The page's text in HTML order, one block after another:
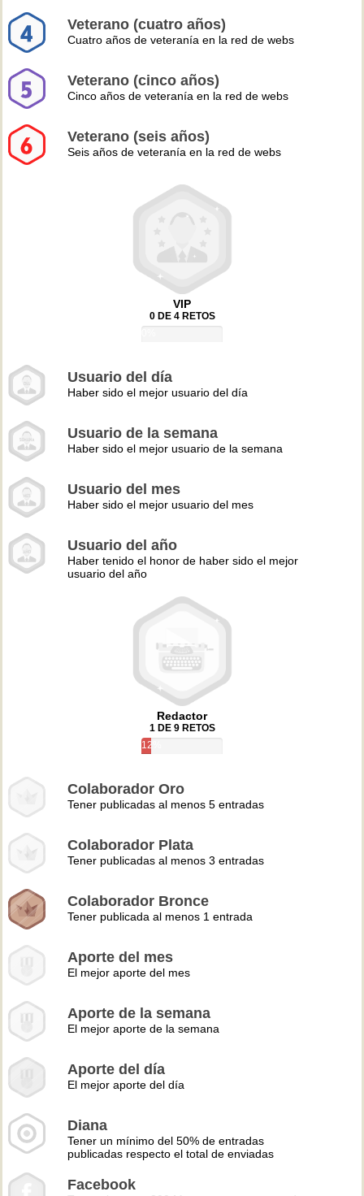
Veterano (cuatro años)
Cuatro años de veteranía en la red de webs
Veterano (cinco años)
Cinco años de veteranía en la red de webs
Veterano (seis años)
Seis años de veteranía en la red de webs
VIP
0 DE 4 RETOS
Usuario del día
Haber sido el mejor usuario del día
Usuario de la semana
Haber sido el mejor usuario de la semana
Usuario del mes
Haber sido el mejor usuario del mes
Usuario del año
Haber tenido el honor de haber sido el mejor
usuario del año
Redactor
1 DE 9 RETOS
12%
Colaborador Oro
Tener publicadas al menos 5 entradas
Colaborador Plata
Tener publicadas al menos 3 entradas
Colaborador Bronce
Tener publicada al menos 1 entrada
Aporte del mes
El mejor aporte del mes
Aporte de la semana
El mejor aporte de la semana
Aporte del día
El mejor aporte del día
Diana
Tener un mínimo del 50% de entradas
publicadas respecto el total de enviadas
Facebook